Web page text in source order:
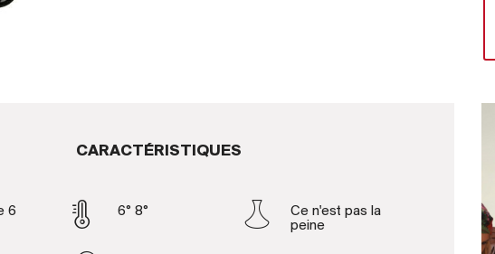
CARACTÉRISTIQUES
6 6° 8°
Ce n'est pas la
peine